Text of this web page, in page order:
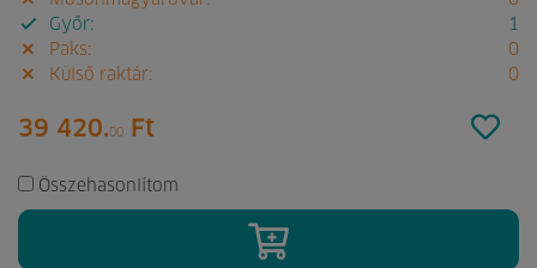
Győr:
1
Paks:
0
Külső raktár:
0
39 420.00 Ft
Összehasonlítom